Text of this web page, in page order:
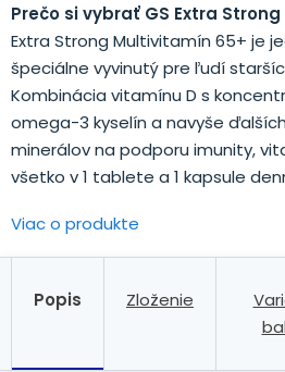
Prečo si vybrať GS Extra
Extra Strong Multivitamín 65+ je
špeciálne vyvinutý pre ľudí
Kombinácia vitamínu D s
omega-3 kyselín a navyše
minerálov na podporu imunity,
všetko v 1 tablete a 1 kapsule
Viac o produkte
Popis Zloženie